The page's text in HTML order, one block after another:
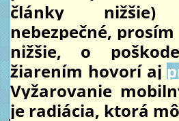
články nižšie)
nebezpečné,
nižšie, o
žiarením hovorí aj
Vyžarovanie
je radiácia, ktorá